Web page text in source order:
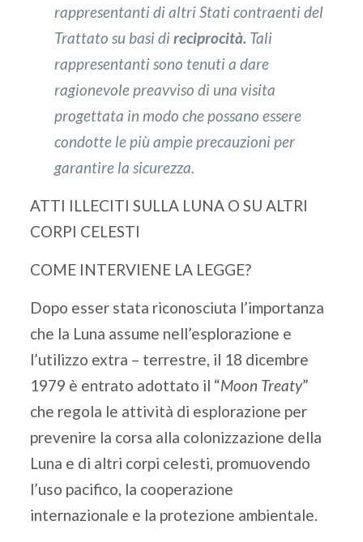
rappresentanti di altri Stati contraenti del
Trattato su basi direciprocità. Tali
rappresentanti sono tenuti a dare
ragionevole preavviso di una visita
progettata in modo che possano essere
condotte le più ampie precauzioni per
garantire la sicurezza.
ATTI ILLECITI SULLA LUNA O SU ALTRI
CORPI CELESTI
COME INTERVIENE LA LEGGE?
Dopo esser stata riconosciuta l’importanza
che la Luna assume nell’esplorazione e
l’utilizzo extra – terrestre, il 18 dicembre
1979 è entrato adottato il “Moon Treaty”
che regola le attività di esplorazione per
prevenire la corsa alla colonizzazione della
Luna e di altri corpi celesti, promuovendo
l’uso pacifico, la cooperazione
internazionale e la protezione ambientale.